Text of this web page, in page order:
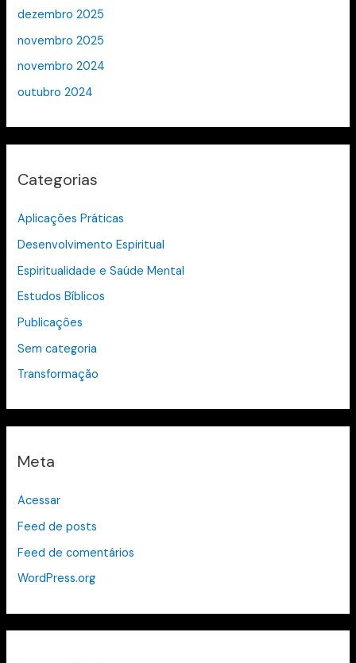
dezembro 2025
novembro 2025
novembro 2024
outubro 2024
Categorias
Aplicações Práticas
Desenvolvimento Espiritual
Espiritualidade e Saúde Mental
Estudos Bíblicos
Publicações
Sem categoria
Transformação
Meta
Acessar
Feed de posts
Feed de comentários
WordPress.org